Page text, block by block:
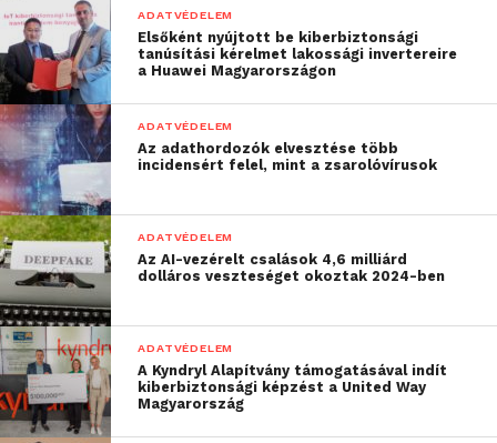
ADATVÉDELEM
Elsőként nyújtott be kiberbiztonsági
tanúsítási kérelmet lakossági invertereire
a Huawei Magyarországon
ADATVÉDELEM
Az adathordozók elvesztése több
incidensért felel, mint a zsarolóvírusok
ADATVÉDELEM
Az AI-vezérelt csalások 4,6 milliárd
dolláros veszteséget okoztak 2024-ben
ADATVÉDELEM
A Kyndryl Alapítvány támogatásával indít
kiberbiztonsági képzést a United Way
Magyarország